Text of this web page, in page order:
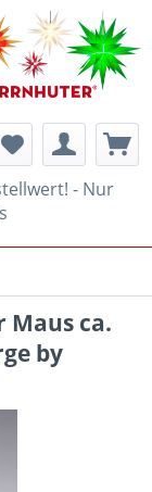
- Nur
Maus ca.
by